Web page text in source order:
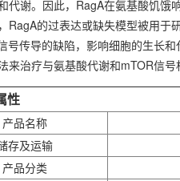
代谢。因此，RagA在氨基酸饥饿
RagA的过表达或缺失模型被用于
号传导的缺陷，影响细胞的生长
来治疗与氨基酸代谢和mTOR信号
性
产品名称
存及运输
产品分类